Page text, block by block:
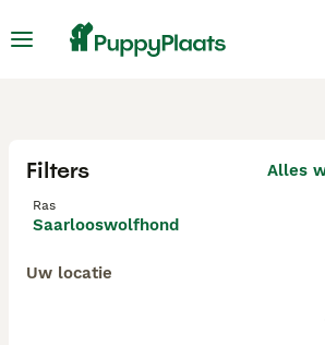
Filters Alles
Ras
Saarlooswolfhond
Uw locatie